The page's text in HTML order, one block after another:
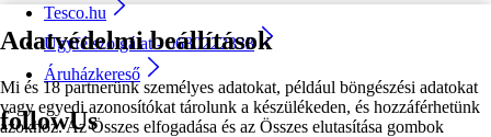
Adatvédelmi beállítások
Mi és 18 partnerünk személyes adatokat, például böngészési adatokat
vagy egyedi azonosítókat tárolunk a készülékeden, és hozzáférhetünk
azokhoz. Az Összes elfogadása és az Összes elutasítása gombok
Tesco.hu
Ügyfélszolgálat - 0680222333
Áruházkereső
followUs